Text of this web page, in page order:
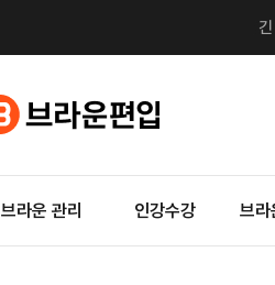
브라운 관리 인강수강 브라